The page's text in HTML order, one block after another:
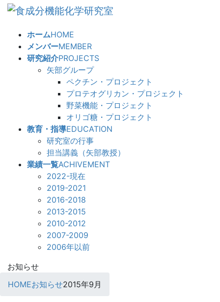
ホームHOME
メンバーMEMBER
研究紹介PROJECTS
矢部グループ
ペクチン・プロジェクト
プロテオグリカン・プロジェクト
野菜機能・プロジェクト
オリゴ糖・プロジェクト
教育・指導EDUCATION
研究室の行事
担当講義（矢部教授）
業績一覧ACHIVEMENT
2022-現在
2019-2021
2016-2018
2013-2015
2010-2012
2007-2009
2006年以前
お知らせ
HOMEお知らせ2015年9月